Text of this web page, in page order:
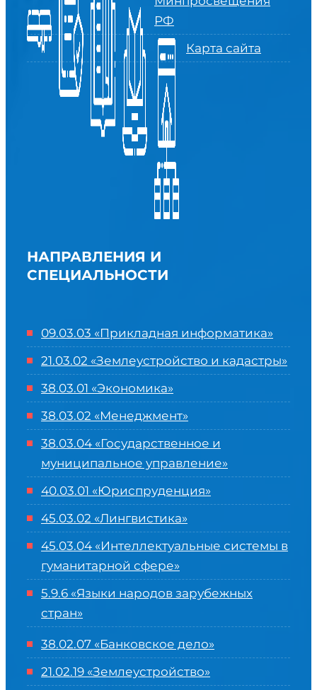
РФ
Карта сайта
НАПРАВЛЕНИЯ И
СПЕЦИАЛЬНОСТИ
09.03.03 «Прикладная информатика»
21.03.02 «Землеустройство и кадастры»
38.03.01 «Экономика»
38.03.02 «Менеджмент»
38.03.04 «Государственное и
муниципальное управление»
40.03.01 «Юриспруденция»
45.03.02 «Лингвистика»
45.03.04 «Интеллектуальные системы в
гуманитарной сфере»
5.9.6 «Языки народов зарубежных
стран»
38.02.07 «Банковское дело»
21.02.19 «Землеустройство»